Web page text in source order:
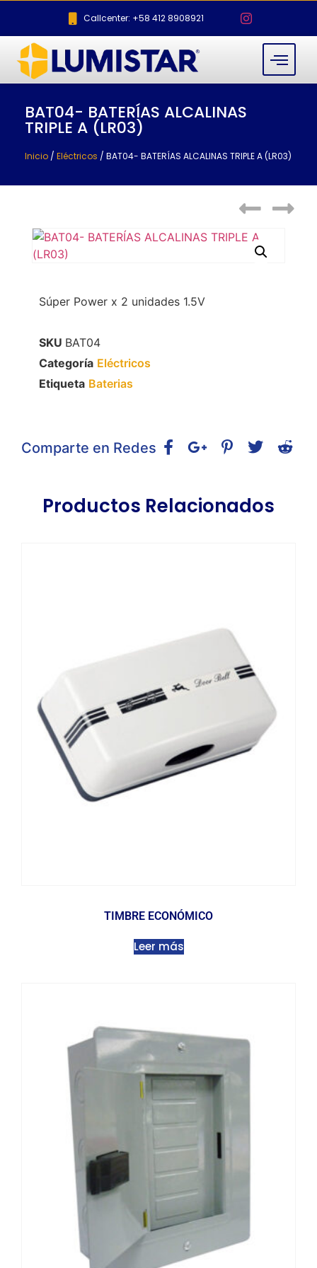
Callcenter: +58 412 8908921
BAT04- BATERÍAS ALCALINAS
TRIPLE A (LR03)
Inicio / Eléctricos / BAT04- BATERÍAS ALCALINAS TRIPLE A (LR03)
Súper Power x 2 unidades 1.5V
SKU BAT04
Categoría Eléctricos
Etiqueta Baterias
Comparte en Redes
Productos Relacionados
TIMBRE ECONÓMICO
Leer más